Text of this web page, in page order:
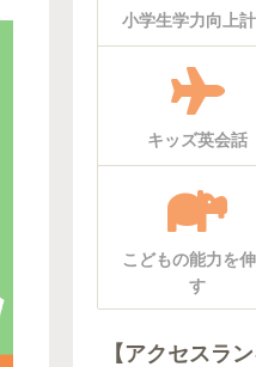
小学生学力向上
キッズ英会話
こどもの能力を
す
【アクセスラン